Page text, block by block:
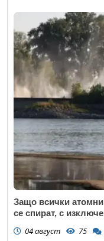
Защо всички
се спират, с
04 август 75